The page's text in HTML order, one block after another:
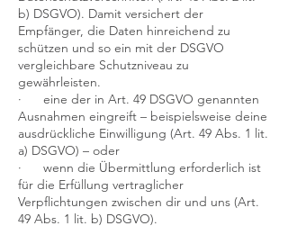
b) DSGVO). Damit versichert der
Empfänger, die Daten hinreichend zu
schützen und so ein mit der DSGVO
vergleichbare Schutzniveau zu
gewährleisten.
· eine der in Art. 49 DSGVO genannten
Ausnahmen eingreift – beispielsweise deine
ausdrückliche Einwilligung (Art. 49 Abs. 1 lit.
a) DSGVO) – oder
· wenn die Übermittlung erforderlich ist
für die Erfüllung vertraglicher
Verpflichtungen zwischen dir und uns (Art.
49 Abs. 1 lit. b) DSGVO).